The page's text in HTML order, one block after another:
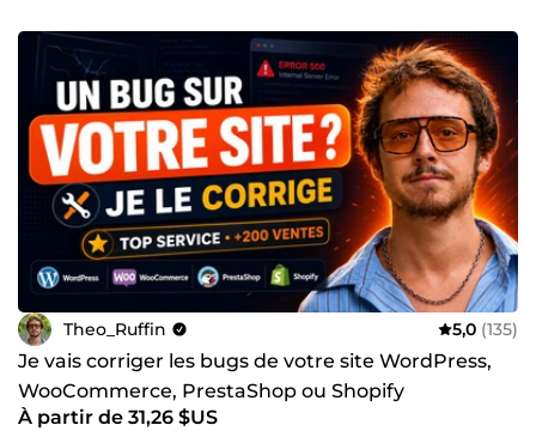
Theo_Ruffin 5,0 (135)
Je vais corriger les bugs de votre site WordPress,
WooCommerce, PrestaShop ou Shopify
À partir de 31,26 $US